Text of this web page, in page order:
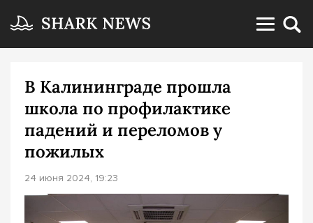
В Калининграде прошла
школа по профилактике
падений и переломов у
пожилых
24 июня 2024, 19:23